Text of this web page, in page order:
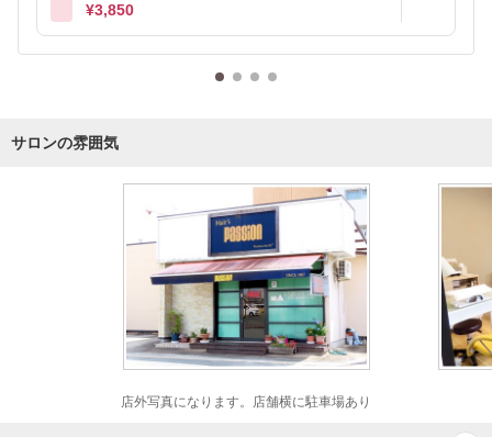
¥3,850
サロンの雰囲気
店外写真になります。店舗横に駐車場あり